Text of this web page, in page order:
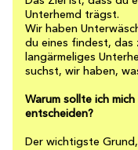
Unterhemd trägst.
Wir haben
du eines findest, das
langärmeliges
suchst, wir haben,
Warum sollte ich
entscheiden?
Der wichtigste